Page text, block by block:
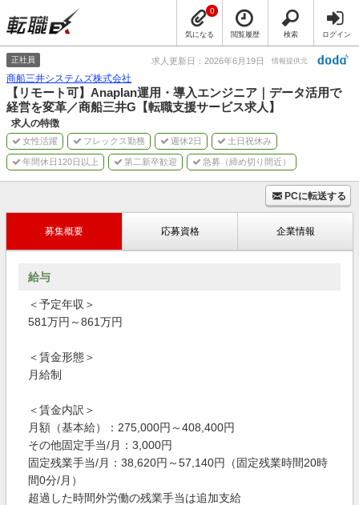
気になる
0
閲覧履歴 検索 ログイン
正社員 求人更新日：2026年6月19日 情報提供元
商船三井システムズ株式会社
【リモート可】Anaplan運用・導入エンジニア｜データ活用で
経営を変革／商船三井G【転職支援サービス求人】
求人の特徴
女性活躍 フレックス勤務 週休2日 土日祝休み
年間休日120日以上 第二新卒歓迎 急募（締め切り間近）
PCに転送する
募集概要 応募資格 企業情報
給与
＜予定年収＞
581万円～861万円
＜賃金形態＞
月給制
＜賃金内訳＞
月額（基本給）：275,000円～408,400円
その他固定手当/月：3,000円
固定残業手当/月：38,620円～57,140円（固定残業時間20時
間0分/月）
超過した時間外労働の残業手当は追加支給